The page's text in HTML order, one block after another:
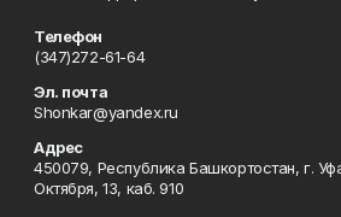
Телефон
(347)272-61-64
Эл. почта
Shonkar@yandex.ru
Адрес
450079, Республика Башкортостан, г.
Октября, 13, каб. 910